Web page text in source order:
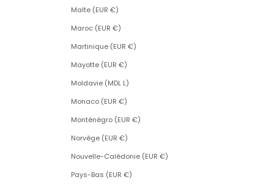
Malte (EUR €)
Maroc (EUR €)
Martinique (EUR €)
Mayotte (EUR €)
Moldavie (MDL L)
Monaco (EUR €)
Monténégro (EUR €)
Norvège (EUR €)
Nouvelle-Calédonie (EUR €)
Pays-Bas (EUR €)